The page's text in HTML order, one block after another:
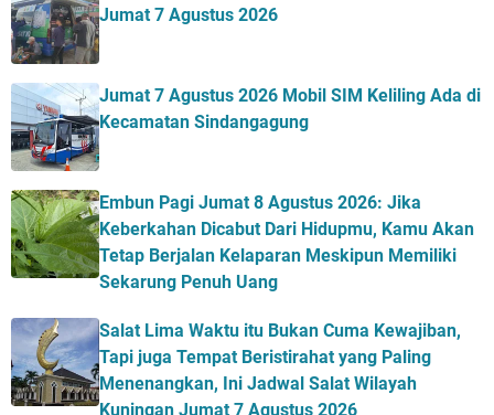
Jumat 7 Agustus 2026
Jumat 7 Agustus 2026 Mobil SIM Keliling Ada di
Kecamatan Sindangagung
Embun Pagi Jumat 8 Agustus 2026: Jika
Keberkahan Dicabut Dari Hidupmu, Kamu Akan
Tetap Berjalan Kelaparan Meskipun Memiliki
Sekarung Penuh Uang
Salat Lima Waktu itu Bukan Cuma Kewajiban,
Tapi juga Tempat Beristirahat yang Paling
Menenangkan, Ini Jadwal Salat Wilayah
Kuningan Jumat 7 Agustus 2026